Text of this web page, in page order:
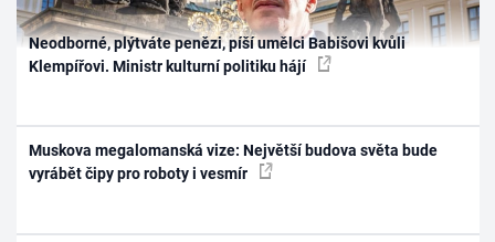
Neodborné, plýtváte penězi, píší umělci Babišovi kvůli
Klempířovi. Ministr kulturní politiku hájí
Muskova megalomanská vize: Největší budova světa bude
vyrábět čipy pro roboty i vesmír